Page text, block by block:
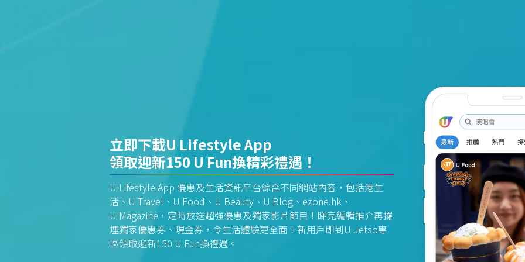
立即下載U Lifestyle App
領取迎新150 U Fun換精彩禮遇！
U Lifestyle App 優惠及生活資訊平台綜合不同網站內容，包括港生
活、U Travel、U Food、U Beauty、U Blog、ezone.hk、
U Magazine，定時放送超強優惠及獨家影片節目！睇完編輯推介再攞
埋獨家優惠券、現金券，令生活體驗更全面！新用戶即到U Jetso專
區領取迎新150 U Fun換禮遇。